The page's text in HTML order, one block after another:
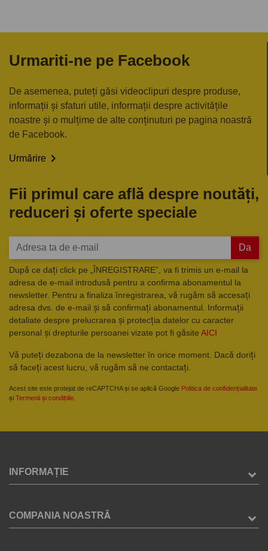
Urmariti-ne pe Facebook
De asemenea, puteți găsi videoclipuri despre produse,
informații și sfaturi utile, informații despre activitățile
noastre și o mulțime de alte conținuturi pe pagina noastră
de Facebook.
Urmărire 
Fii primul care află despre noutăți,
reduceri și oferte speciale
Da
După ce dați click pe „ÎNREGISTRARE”, va fi trimis un e-mail la
adresa de e-mail introdusă pentru a confirma abonamentul la
newsletter. Pentru a finaliza înregistrarea, vă rugăm să accesați
adresa dvs. de e-mail și să confirmați abonamentul. Informații
detaliate despre prelucrarea și protecția datelor cu caracter
personal și drepturile persoanei vizate pot fi găsite AICI
Vă puteți dezabona de la newsletter în orice moment. Dacă doriți
să faceți acest lucru, vă rugăm să ne contactați.
Acest site este protejat de reCAPTCHA și se aplică Google Politica de confidențialitate
și Termenii și condițiile
INFORMAȚIE
COMPANIA NOASTRĂ